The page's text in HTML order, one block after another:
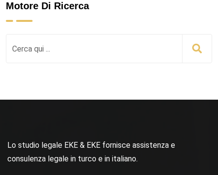
Motore Di Ricerca
Lo studio legale EKE & EKE fornisce assistenza e
consulenza legale in turco e in italiano.